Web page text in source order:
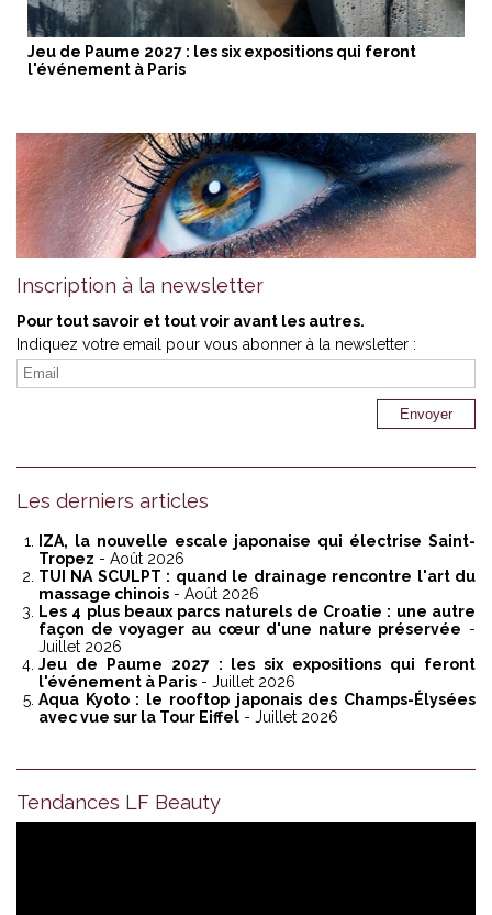
Jeu de Paume 2027 : les six expositions qui feront
l'événement à Paris
Inscription à la newsletter
Pour tout savoir et tout voir avant les autres.
Indiquez votre email pour vous abonner à la newsletter :
Les derniers articles
IZA, la nouvelle escale japonaise qui électrise Saint-
Tropez - Août 2026
TUI NA SCULPT : quand le drainage rencontre l'art du
massage chinois - Août 2026
Les 4 plus beaux parcs naturels de Croatie : une autre
façon de voyager au cœur d'une nature préservée -
Juillet 2026
Jeu de Paume 2027 : les six expositions qui feront
l'événement à Paris - Juillet 2026
Aqua Kyoto : le rooftop japonais des Champs-Élysées
avec vue sur la Tour Eiffel - Juillet 2026
Tendances LF Beauty